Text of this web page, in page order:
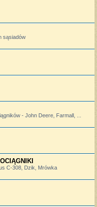
sąsiadów
- John Deere, Farmall, ...
C-308, Dzik, Mrówka